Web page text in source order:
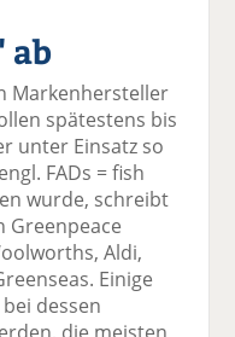
F
ac
e
b
o
o
k
te
il
e
tt
er
n
Li
n
k
e
di
n
te
il
n
E
m
ai
l
v
se
n
d
e
ck
e
n
ab
Markenhersteller
spätestens bis
unter Einsatz so
FADs = fish
wurde, schreibt
Greenpeace
Aldi,
Einige
dessen